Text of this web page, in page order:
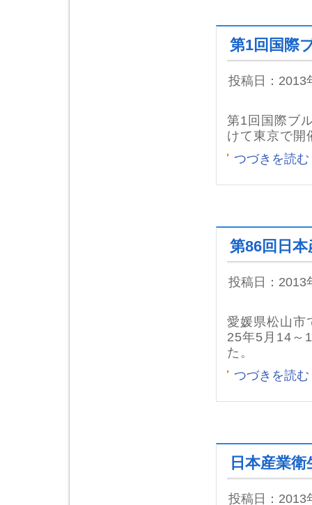
第1回国際
投稿日：2013
第1回国際ブ
けて東京で開
つづきを読む
第86回日
投稿日：2013
愛媛県松山市
25年5月14～
た。
つづきを読む
日本産業
投稿日：2013